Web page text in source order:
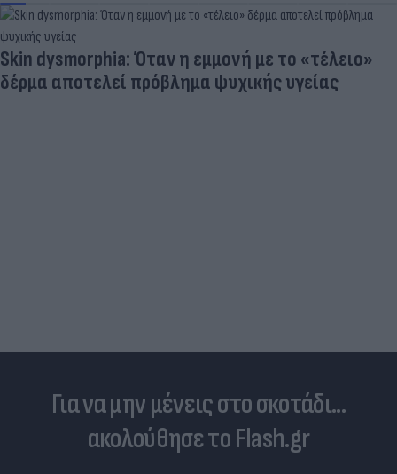
Skin dysmorphia: Όταν η εμμονή με το «τέλειο»
δέρμα αποτελεί πρόβλημα ψυχικής υγείας
Για να μην μένεις στο σκοτάδι...
ακολούθησε το Flash.gr